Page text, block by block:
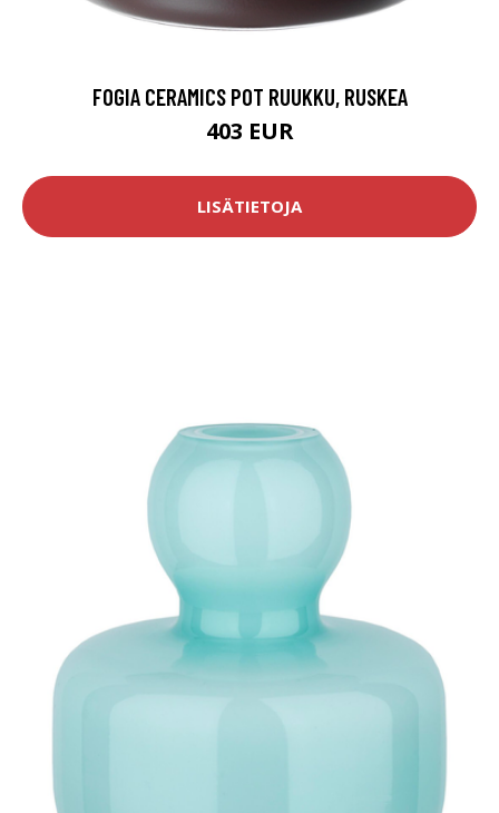
FOGIA CERAMICS POT RUUKKU, RUSKEA
403 EUR
LISÄTIETOJA